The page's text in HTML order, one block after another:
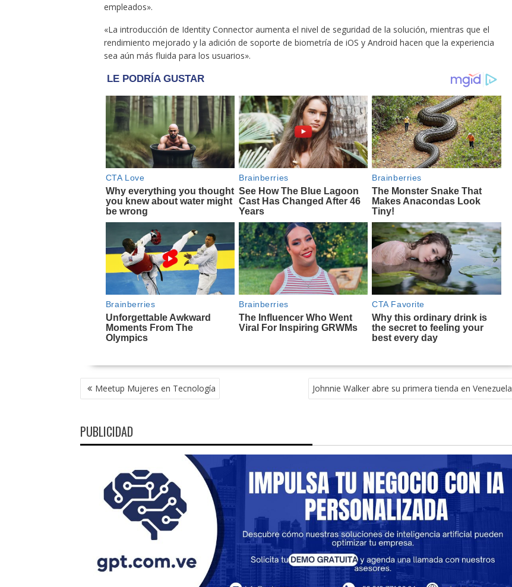
empleados».
«La introducción de Identity Connector aumenta el nivel de seguridad de la solución, mientras que el
rendimiento mejorado y la adición de soporte de biometría de iOS y Android hacen que la experiencia
sea aún más fluida para los usuarios».
NAVEGACIÓN
DE Meetup Mujeres en Tecnología Johnnie Walker abre su primera tienda en Venezuela
PUBLICIDAD